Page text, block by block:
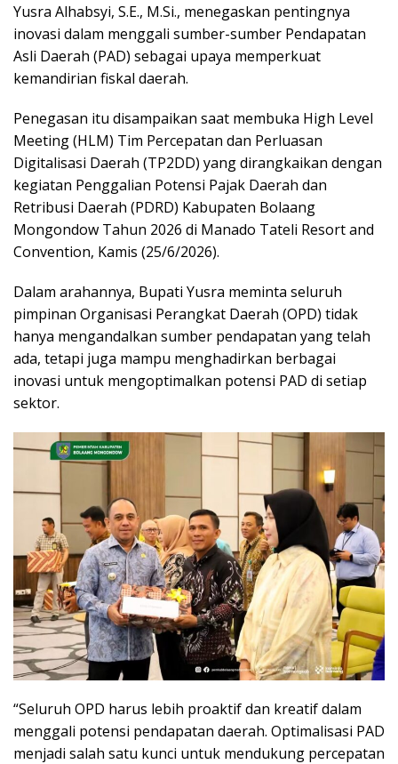
Yusra Alhabsyi, S.E., M.Si., menegaskan pentingnya
inovasi dalam menggali sumber-sumber Pendapatan
Asli Daerah (PAD) sebagai upaya memperkuat
kemandirian fiskal daerah.
Penegasan itu disampaikan saat membuka High Level
Meeting (HLM) Tim Percepatan dan Perluasan
Digitalisasi Daerah (TP2DD) yang dirangkaikan dengan
kegiatan Penggalian Potensi Pajak Daerah dan
Retribusi Daerah (PDRD) Kabupaten Bolaang
Mongondow Tahun 2026 di Manado Tateli Resort and
Convention, Kamis (25/6/2026).
Dalam arahannya, Bupati Yusra meminta seluruh
pimpinan Organisasi Perangkat Daerah (OPD) tidak
hanya mengandalkan sumber pendapatan yang telah
ada, tetapi juga mampu menghadirkan berbagai
inovasi untuk mengoptimalkan potensi PAD di setiap
sektor.
“Seluruh OPD harus lebih proaktif dan kreatif dalam
menggali potensi pendapatan daerah. Optimalisasi PAD
menjadi salah satu kunci untuk mendukung percepatan